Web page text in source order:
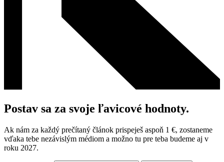
Postav sa za svoje ľavicové hodnoty.
Ak nám za každý prečítaný článok prispeješ aspoň 1 €, zostaneme
vďaka tebe nezávislým médiom a možno tu pre teba budeme aj v
roku 2027.